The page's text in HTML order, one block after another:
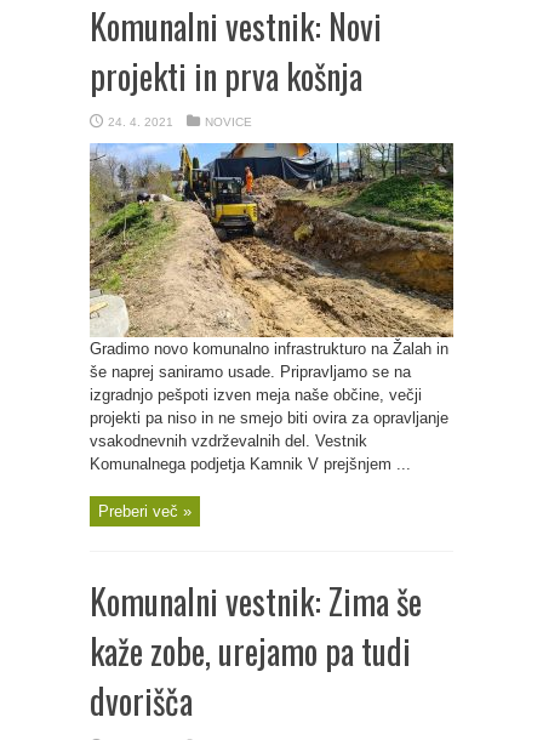
Komunalni vestnik: Novi
projekti in prva košnja
24. 4. 2021 NOVICE
Gradimo novo komunalno infrastrukturo na Žalah in
še naprej saniramo usade. Pripravljamo se na
izgradnjo pešpoti izven meja naše občine, večji
projekti pa niso in ne smejo biti ovira za opravljanje
vsakodnevnih vzdrževalnih del. Vestnik
Komunalnega podjetja Kamnik V prejšnjem ...
Preberi več »
Komunalni vestnik: Zima še
kaže zobe, urejamo pa tudi
dvorišča